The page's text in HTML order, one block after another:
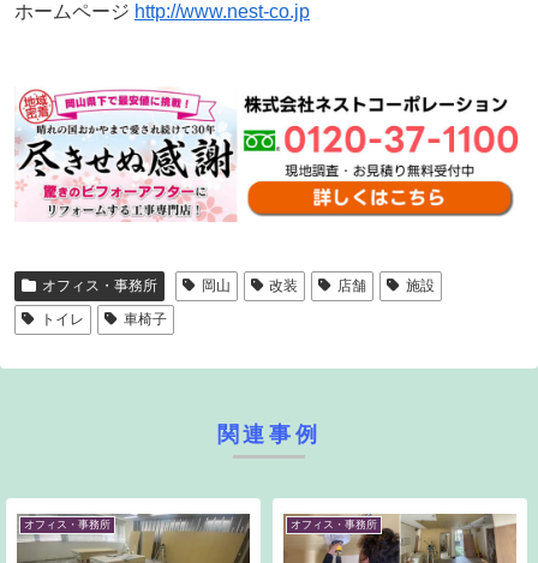
ホームページ http://www.nest-co.jp
オフィス・事務所 岡山 改装 店舗
施設
トイレ
車椅子
関連事例
オフィス・事務所 オフィス・事務所